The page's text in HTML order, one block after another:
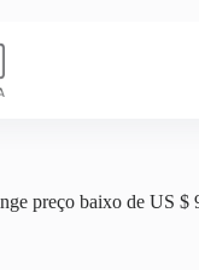
preço baixo de US $